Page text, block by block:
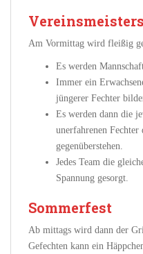
Am Vormittag wird fleißig
Es werden
Immer ein
jüngerer Fechter
Es werden dann die
unerfahrenen Fechter
gegenüberstehen.
Jedes Team die
Spannung gesorgt.
Sommerfest
Ab mittags wird dann der
Gefechten kann ein